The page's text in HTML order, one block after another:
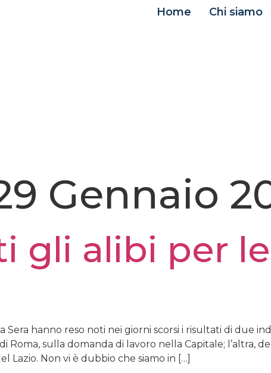
Home Chi siamo
Gennaio
gli alibi per
Sera hanno reso noti nei giorni scorsi i risultati di due
Roma, sulla domanda di lavoro nella Capitale; l’altra,
Lazio. Non vi è dubbio che siamo in […]